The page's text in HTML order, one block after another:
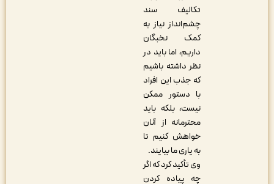
تکالیف سند
چشم‌انداز نیاز به
کمک نخبگان
داریم، اما باید در
نظر داشته باشیم
که جذب این افراد
با دستور ممکن
نیست، بلکه باید
محترمانه از آنان
خواهش کنیم تا
به یاری ما بیایند.
وی تأکید کرد که اگر
چه پیاده کردن